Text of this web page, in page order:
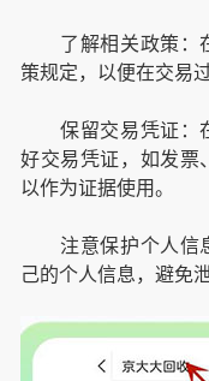
了解相关政策：
策规定，以便在交易
保留交易凭证：
好交易凭证，如发票
以作为证据使用。
注意保护个人信
己的个人信息，避免